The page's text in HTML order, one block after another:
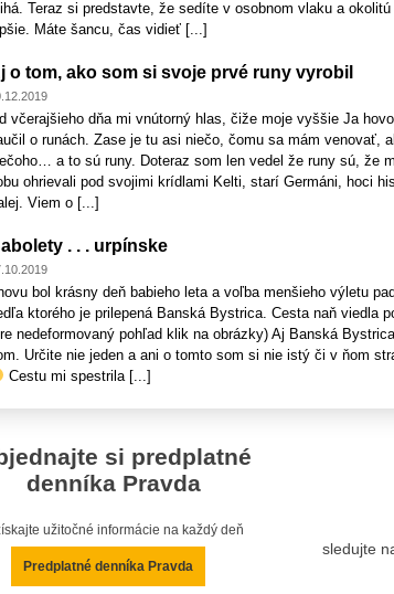
Teraz si predstavte, že sedíte v osobnom vlaku a
Máte šancu, čas vidieť [...]
o tom, ako som si svoje prvé runy vyrobil
včerajšieho dňa mi vnútorný hlas, čiže moje vyššie Ja
o runách. Zase je tu asi niečo, čomu sa mám venovať,
a to sú runy. Doteraz som len vedel že runy sú, že
ohrievali pod svojimi krídlami Kelti, starí Germáni, hoci
Viem o [...]
. . . urpínske
bol krásny deň babieho leta a voľba menšieho výletu
ktorého je prilepená Banská Bystrica. Cesta naň viedla
nedeformovaný pohľad klik na obrázky) Aj Banská
Určite nie jeden a ani o tomto som si nie istý či v ňom
Cestu mi spestrila [...]
si predplatné
denníka Pravda
užitočné informácie na každý deň
Predplatné denníka Pravda
sledujte